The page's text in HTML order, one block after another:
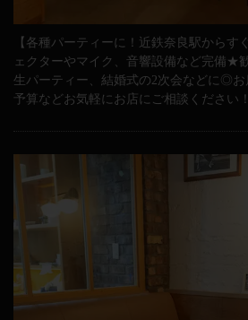
【各種パーティーに！近鉄奈良駅からす
ェクターやマイク、音響設備など完備★
生パーティー、結婚式の2次会などに◎
予算などお気軽にお店にご相談ください